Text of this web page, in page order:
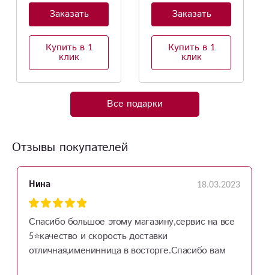
Заказать
Купить в 1
клик
Все подарки
Отзывы покупателей
Нина 18.03.2023
Спасибо большое этому магазину,сервис на все
5⭐качество и скорость доставки
отличная,именинница в восторге.Спасибо вам